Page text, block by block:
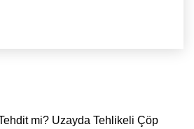
mi? Uzayda Tehlikeli Çöp